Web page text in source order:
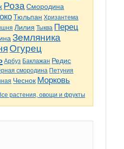
Роза Смородина
Тюльпан Хризантема
Лилия Тыква Перец
Земляника
Огурец
Арбуз Баклажан Редис
смородина Петуния
Чеснок Морковь
растения, овощи и фрукты